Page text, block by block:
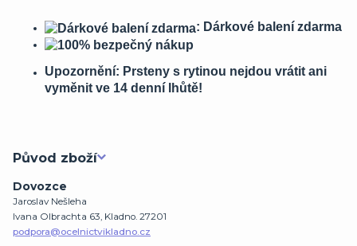
: Dárkové balení zdarma
Upozornění: Prsteny s rytinou nejdou vrátit ani
vyměnit ve 14 denní lhůtě!
Původ zboží
Dovozce
Jaroslav Nešleha
Ivana Olbrachta 63, Kladno. 27201
podpora@ocelnictvikladno.cz